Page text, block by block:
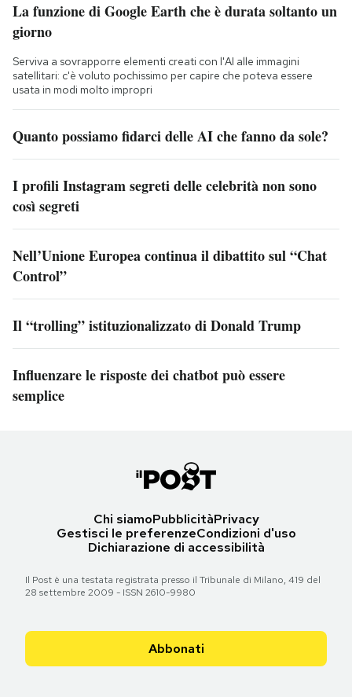
La funzione di Google Earth che è durata soltanto un
giorno
Serviva a sovrapporre elementi creati con l'AI alle immagini
satellitari: c'è voluto pochissimo per capire che poteva essere
usata in modi molto impropri
Quanto possiamo fidarci delle AI che fanno da sole?
I profili Instagram segreti delle celebrità non sono
così segreti
Nell’Unione Europea continua il dibattito sul “Chat
Control”
Il “trolling” istituzionalizzato di Donald Trump
Influenzare le risposte dei chatbot può essere
semplice
Chi siamoPubblicitàPrivacy
Gestisci le preferenzeCondizioni d'uso
Dichiarazione di accessibilità
Il Post è una testata registrata presso il Tribunale di Milano, 419 del
28 settembre 2009 - ISSN 2610-9980
Abbonati